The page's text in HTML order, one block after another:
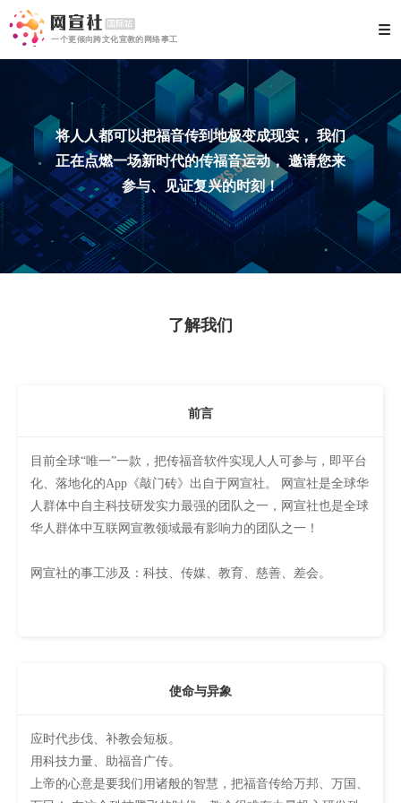
一个更倾向跨文化宣教的网络事工
将人人都可以把福音传到地极变成现实， 我们
正在点燃一场新时代的传福音运动， 邀请您来
参与、见证复兴的时刻！
了解我们
前言
目前全球“唯一”一款，把传福音软件实现人人可参与，即平台
化、落地化的App《敲门砖》出自于网宣社。 网宣社是全球华
人群体中自主科技研发实力最强的团队之一，网宣社也是全球
华人群体中互联网宣教领域最有影响力的团队之一！
网宣社的事工涉及：科技、传媒、教育、慈善、差会。
使命与异象
应时代步伐、补教会短板。
用科技力量、助福音广传。
上帝的心意是要我们用诸般的智慧，把福音传给万邦、万国、